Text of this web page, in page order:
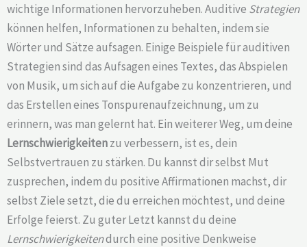
wichtige Informationen hervorzuheben. Auditive Strategien
können helfen, Informationen zu behalten, indem sie
Wörter und Sätze aufsagen. Einige Beispiele für auditiven
Strategien sind das Aufsagen eines Textes, das Abspielen
von Musik, um sich auf die Aufgabe zu konzentrieren, und
das Erstellen eines Tonspurenaufzeichnung, um zu
erinnern, was man gelernt hat. Ein weiterer Weg, um deine
Lernschwierigkeitenzu verbessern, ist es, dein
Selbstvertrauen zu stärken. Du kannst dir selbst Mut
zusprechen, indem du positive Affirmationen machst, dir
selbst Ziele setzt, die du erreichen möchtest, und deine
Erfolge feierst. Zu guter Letzt kannst du deine
Lernschwierigkeitendurch eine positive Denkweise